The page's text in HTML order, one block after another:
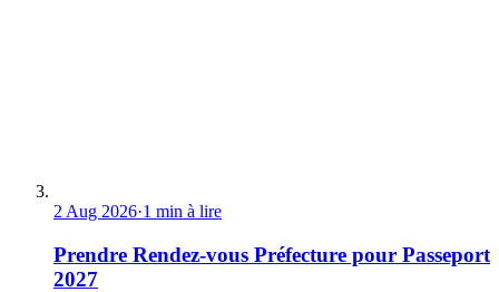
2 Aug 2026·1 min à lire
Prendre Rendez-vous Préfecture pour Passeport
2027